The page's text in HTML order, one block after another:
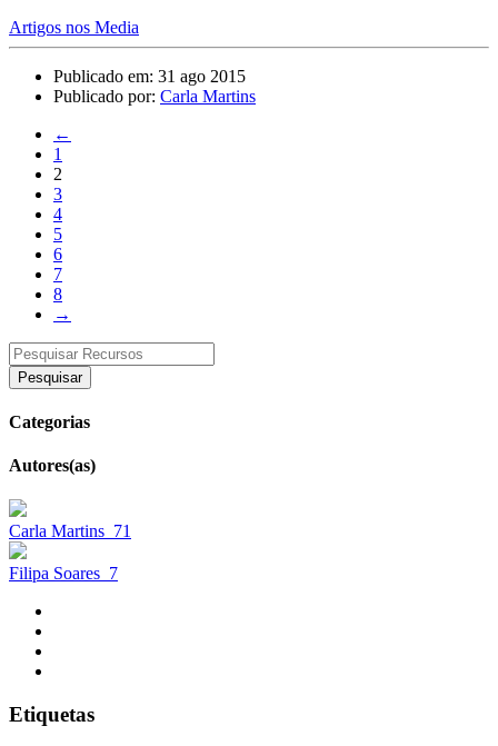
Artigos nos Media
Publicado em: 31 ago 2015
Publicado por: Carla Martins
←
1
2
3
4
5
6
7
8
→
Pesquisar
Categorias
Autores(as)
Carla Martins 71
Filipa Soares 7
Etiquetas